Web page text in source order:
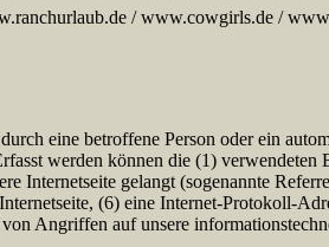
/ www.cowgirls.de /
eine betroffene Person oder ein
werden können die (1)
Internetseite gelangt (sogenannte
(6) eine Internet-Protokoll-
Angriffen auf unsere